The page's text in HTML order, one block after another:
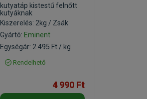
kutyatáp kistestű felnőtt
kutyáknak
Kiszerelés: 2kg / Zsák
Gyártó: Eminent
Egységár: 2 495 Ft / kg
Rendelhető
4 990 Ft